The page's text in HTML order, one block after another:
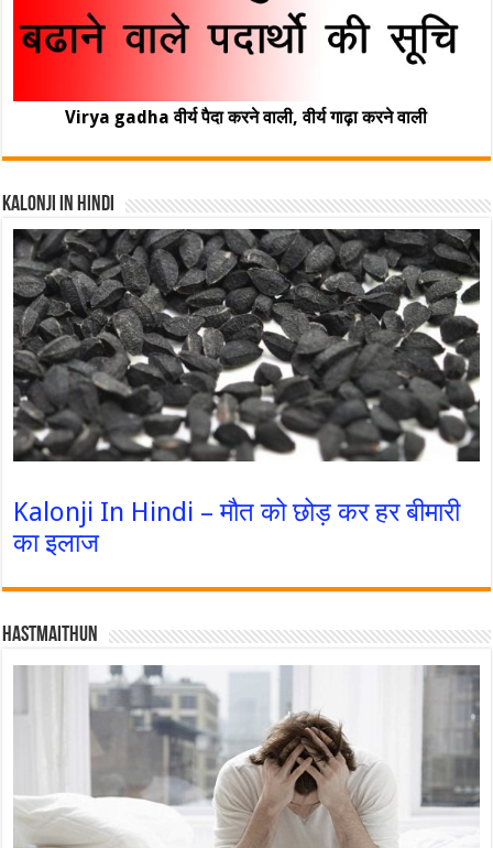
Virya gadha वीर्य पैदा करने वाली, वीर्य गाढ़ा करने वाली
Kalonji In Hindi
Kalonji In Hindi – मौत को छोड़ कर हर बीमारी
का इलाज
Hastmaithun